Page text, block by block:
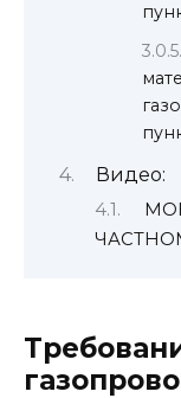
Видео: